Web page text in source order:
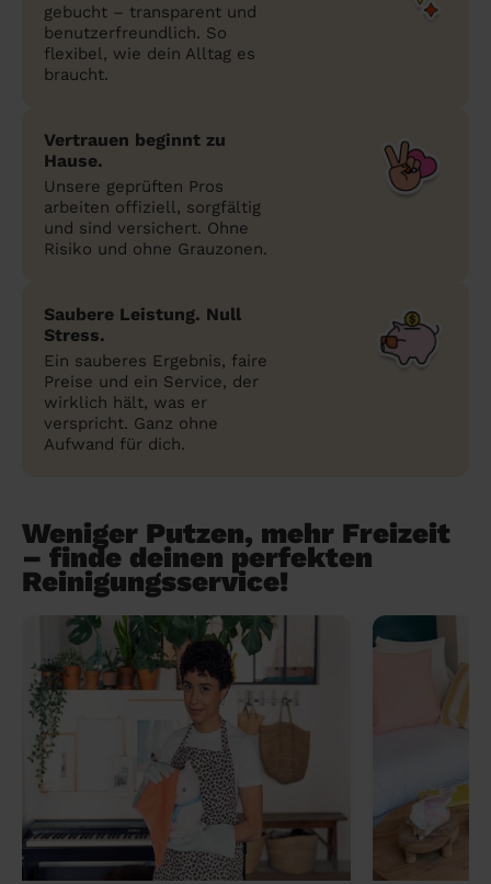
gebucht – transparent und
benutzerfreundlich. So
flexibel, wie dein Alltag es
braucht.
Vertrauen beginnt zu
Hause.
Unsere geprüften Pros
arbeiten offiziell, sorgfältig
und sind versichert. Ohne
Risiko und ohne Grauzonen.
Saubere Leistung. Null
Stress.
Ein sauberes Ergebnis, faire
Preise und ein Service, der
wirklich hält, was er
verspricht. Ganz ohne
Aufwand für dich.
Weniger Putzen, mehr Freizeit
– finde deinen perfekten
Reinigungsservice!